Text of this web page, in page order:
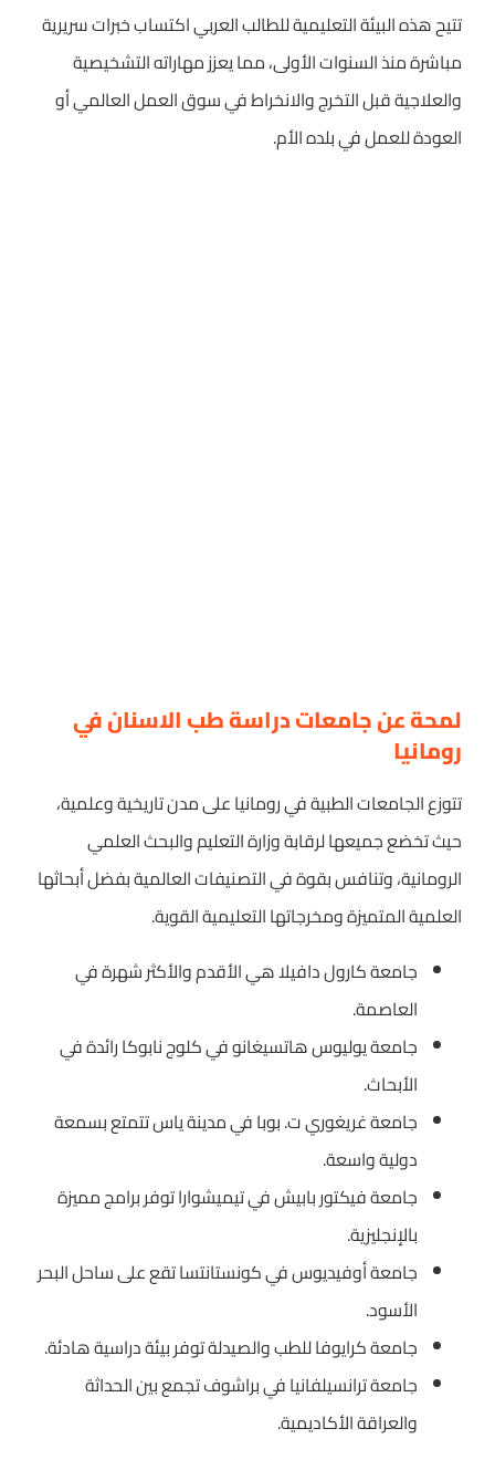
تتيح هذه البيئة التعليمية للطالب العربي اكتساب خبرات سريرية
مباشرة منذ السنوات الأولى، مما يعزز مهاراته التشخيصية
والعلاجية قبل التخرج والانخراط في سوق العمل العالمي أو
العودة للعمل في بلده الأم.
لمحة عن جامعات دراسة طب الاسنان في
رومانيا
تتوزع الجامعات الطبية في رومانيا على مدن تاريخية وعلمية،
حيث تخضع جميعها لرقابة وزارة التعليم والبحث العلمي
الرومانية، وتنافس بقوة في التصنيفات العالمية بفضل أبحاثها
العلمية المتميزة ومخرجاتها التعليمية القوية.
جامعة كارول دافيلا هي الأقدم والأكثر شهرة في
العاصمة.
جامعة يوليوس هاتسيغانو في كلوج نابوكا رائدة في
الأبحاث.
جامعة غريغوري ت. بوبا في مدينة ياس تتمتع بسمعة
دولية واسعة.
جامعة فيكتور بابيش في تيميشوارا توفر برامج مميزة
بالإنجليزية.
جامعة أوفيديوس في كونستانتسا تقع على ساحل البحر
الأسود.
جامعة كرايوفا للطب والصيدلة توفر بيئة دراسية هادئة.
جامعة ترانسيلفانيا في براشوف تجمع بين الحداثة
والعراقة الأكاديمية.